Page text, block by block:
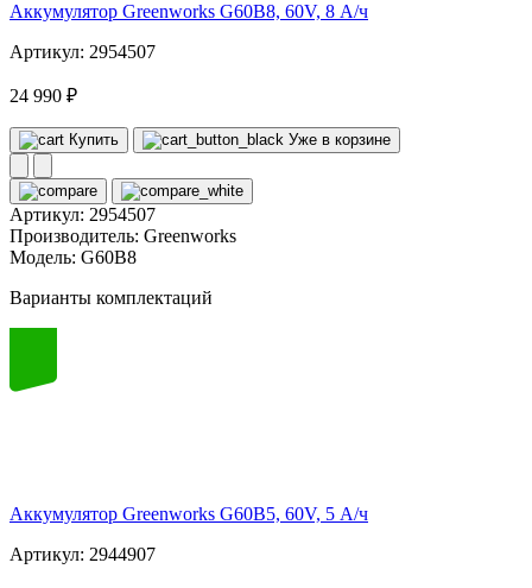
Аккумулятор Greenworks G60B8, 60V, 8 А/ч
Артикул: 2954507
24 990 ₽
Купить Уже в корзине
Артикул: 2954507
Производитель: Greenworks
Модель: G60B8
Варианты комплектаций
Аккумулятор Greenworks G60B5, 60V, 5 А/ч
Артикул: 2944907